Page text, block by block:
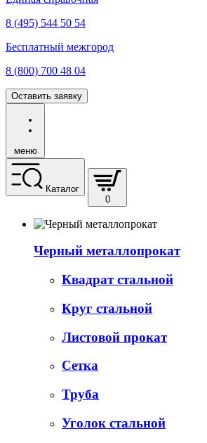
8 (495) 544 50 54
Бесплатный межгород
8 (800) 700 48 04
Оставить заявку
меню
Каталог
0
Черный металлопрокат
Квадрат стальной
Круг стальной
Листовой прокат
Сетка
Труба
Уголок стальной